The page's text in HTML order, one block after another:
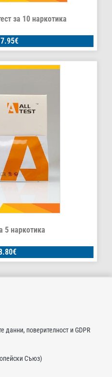
за 10 наркотика
€
5 наркотика
€
данни, поверителност и GDPR
Съюз)